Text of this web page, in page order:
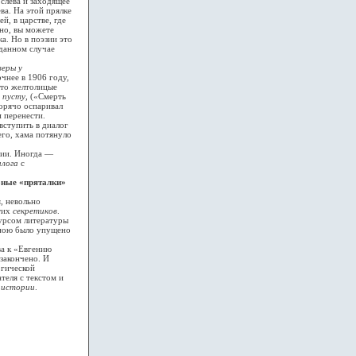
На этой прялке
в царстве, где
вы можете
Но в поэзии это
случае
у
в 1906 году,
желтолицые
пусту , («Смерть
оспаривал
в диалог
хама потянуло
Иногда —
с
«пряталки»
невольно
секретиков
литературы
было упущено
к «Евгению
И
с текстом и
истории